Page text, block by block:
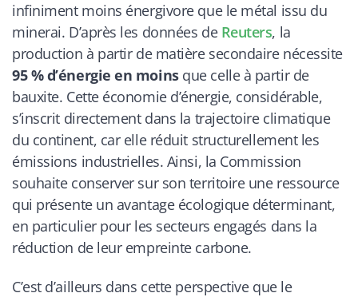
infiniment moins énergivore que le métal issu du
minerai. D’après les données de Reuters, la
production à partir de matière secondaire nécessite
95 % d’énergie en moinsque celle à partir de
bauxite. Cette économie d’énergie, considérable,
s’inscrit directement dans la trajectoire climatique
du continent, car elle réduit structurellement les
émissions industrielles. Ainsi, la Commission
souhaite conserver sur son territoire une ressource
qui présente un avantage écologique déterminant,
en particulier pour les secteurs engagés dans la
réduction de leur empreinte carbone.
C’est d’ailleurs dans cette perspective que le